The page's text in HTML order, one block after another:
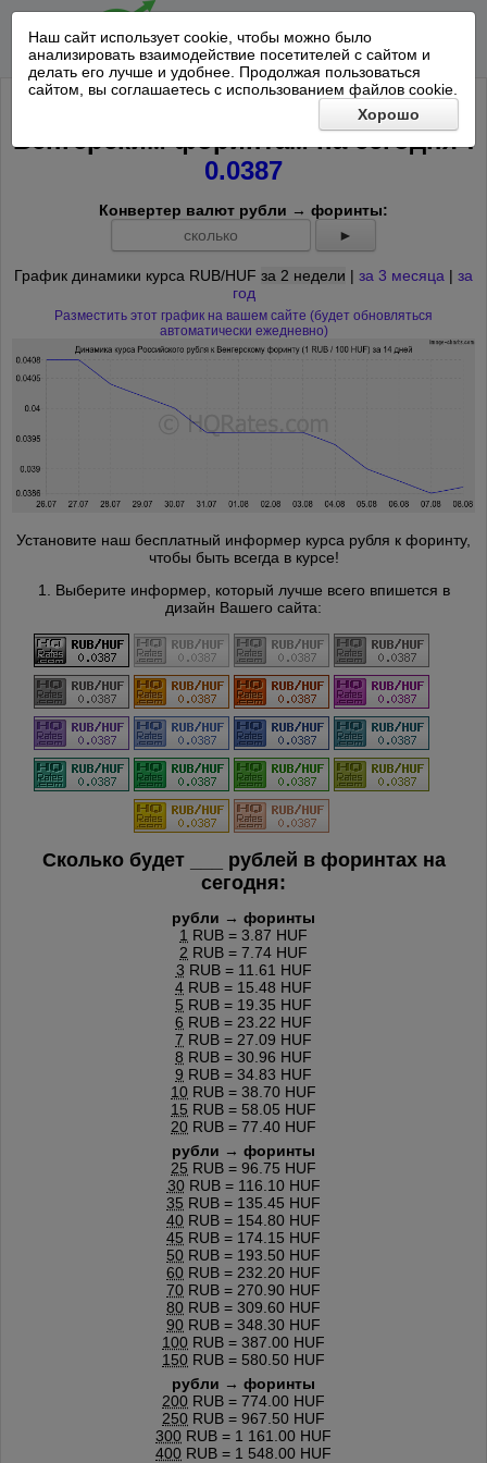
Наш сайт использует cookie, чтобы можно было
анализировать взаимодействие посетителей с сайтом и
делать его лучше и удобнее. Продолжая пользоваться
сайтом, вы соглашаетесь с использованием файлов cookie.
Хорошо
Курс Российского рубля к 100
Венгерским форинтам насегодня* :
0.0387
Конвертер валют рубли → форинты:
►
График динамики курса RUB/HUF за 2 недели | за 3 месяца | за
год
Разместить этот график на вашем сайте (будет обновляться
автоматически ежедневно)
Установите наш бесплатный информер курса рубля к форинту,
чтобы быть всегда в курсе!
1. Выберите информер, который лучше всего впишется в
дизайн Вашего сайта:
Сколько будет
рублей в форинтах на
сегодня:
рубли → форинты
1 RUB = 3.87 HUF
2 RUB = 7.74 HUF
3 RUB = 11.61 HUF
4 RUB = 15.48 HUF
5 RUB = 19.35 HUF
6 RUB = 23.22 HUF
7 RUB = 27.09 HUF
8 RUB = 30.96 HUF
9 RUB = 34.83 HUF
10 RUB = 38.70 HUF
15 RUB = 58.05 HUF
20 RUB = 77.40 HUF
рубли → форинты
25 RUB = 96.75 HUF
30RUB = 116.10 HUF
35 RUB = 135.45 HUF
40 RUB = 154.80 HUF
45 RUB = 174.15 HUF
50 RUB = 193.50 HUF
60 RUB = 232.20 HUF
70 RUB = 270.90 HUF
80 RUB = 309.60 HUF
90 RUB = 348.30 HUF
100 RUB = 387.00 HUF
150 RUB = 580.50 HUF
рубли → форинты
200 RUB = 774.00 HUF
250 RUB = 967.50 HUF
300 RUB = 1 161.00 HUF
400 RUB = 1 548.00 HUF